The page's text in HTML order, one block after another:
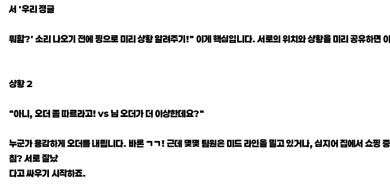
서 '우리 정글
뭐함?' 소리 나오기 전에 핑으로 미리 상황 알려주기!" 이게 핵심입니다. 서로의 위치와 상황을 미리 공유하면
상황 2
"아니, 오더 좀 따르라고! vs 님 오더가 더 이상한데요?"
누군가 용감하게 오더를 내립니다. 바론 ㄱㄱ! 근데 몇몇 팀원은 미드 라인을 밀고 있거나, 심지어 집에서 쇼
침? 서로 잘났
다고 싸우기 시작하죠.